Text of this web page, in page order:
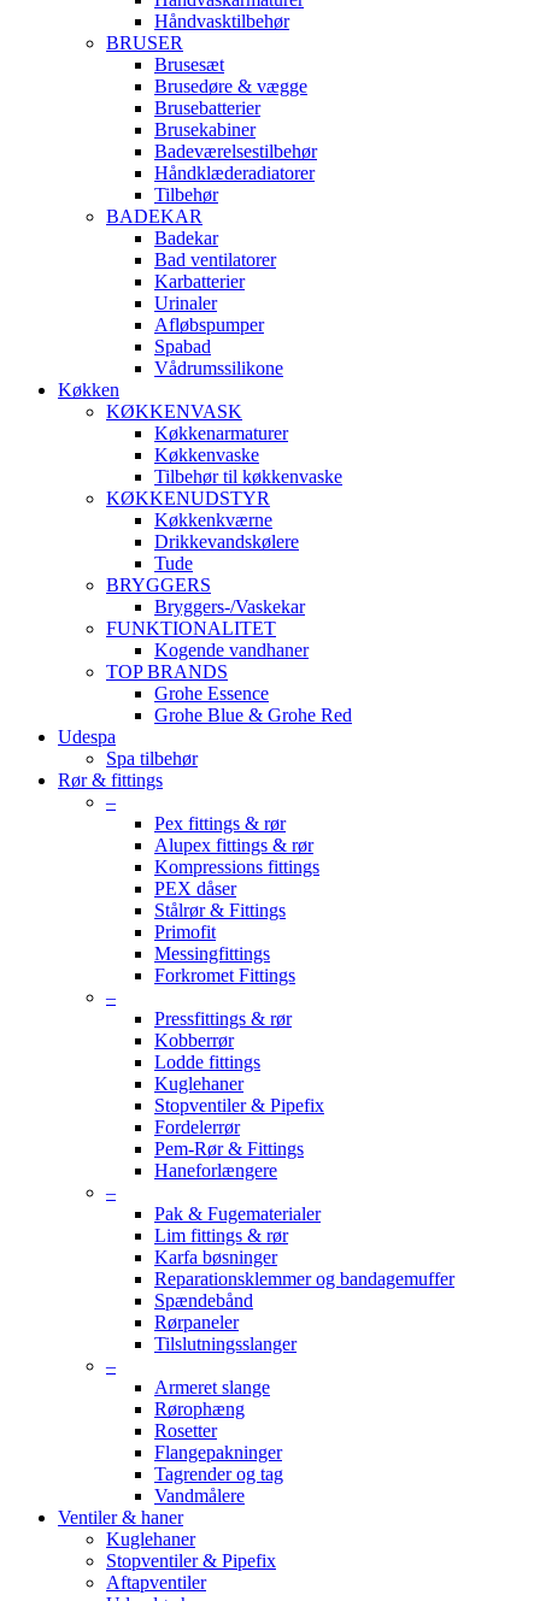
Håndvasktilbehør
BRUSER
Brusesæt
Brusedøre & vægge
Brusebatterier
Brusekabiner
Badeværelsestilbehør
Håndklæderadiatorer
Tilbehør
BADEKAR
Badekar
Bad ventilatorer
Karbatterier
Urinaler
Afløbspumper
Spabad
Vådrumssilikone
Køkken
KØKKENVASK
Køkkenarmaturer
Køkkenvaske
Tilbehør til køkkenvaske
KØKKENUDSTYR
Køkkenkværne
Drikkevandskølere
Tude
BRYGGERS
Bryggers-/Vaskekar
FUNKTIONALITET
Kogende vandhaner
TOP BRANDS
Grohe Essence
Grohe Blue & Grohe Red
Udespa
Spa tilbehør
Rør & fittings
–
Pex fittings & rør
Alupex fittings & rør
Kompressions fittings
PEX dåser
Stålrør & Fittings
Primofit
Messingfittings
Forkromet Fittings
–
Pressfittings & rør
Kobberrør
Lodde fittings
Kuglehaner
Stopventiler & Pipefix
Fordelerrør
Pem-Rør & Fittings
Haneforlængere
–
Pak & Fugematerialer
Lim fittings & rør
Karfa bøsninger
Reparationsklemmer og bandagemuffer
Spændebånd
Rørpaneler
Tilslutningsslanger
–
Armeret slange
Rørophæng
Rosetter
Flangepakninger
Tagrender og tag
Vandmålere
Ventiler & haner
Kuglehaner
Stopventiler & Pipefix
Aftapventiler